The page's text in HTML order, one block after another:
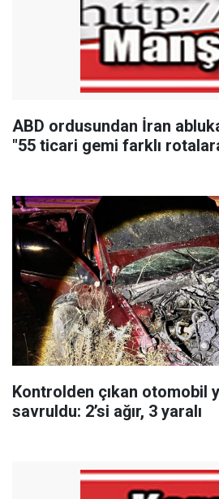
ABD ordusundan İran
"55 ticari gemi farklı
Kontrolden çıkan otomobil
savruldu: 2’si ağır, 3 yaralı